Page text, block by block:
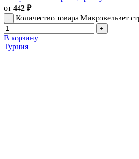
от 442 ₽
Количество товара Микровельвет
В корзину
Турция